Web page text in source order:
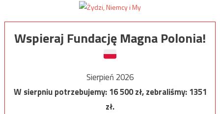
Wspieraj Fundację Magna Polonia!
Sierpień 2026
W sierpniu potrzebujemy:16 500zł, zebraliśmy:1351
zł.